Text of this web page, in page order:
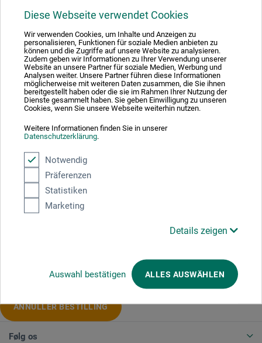
Diese Webseite verwendet Cookies
Wir verwenden Cookies, um Inhalte und Anzeigen zu
personalisieren, Funktionen für soziale Medien anbieten zu
können und die Zugriffe auf unsere Website zu analysieren.
Zudem geben wir Informationen zu Ihrer Verwendung unserer
Website an unsere Partner für soziale Medien, Werbung und
Analysen weiter. Unsere Partner führen diese Informationen
möglicherweise mit weiteren Daten zusammen, die Sie ihnen
bereitgestellt haben oder die sie im Rahmen Ihrer Nutzung der
Dienste gesammelt haben. Sie geben Einwilligung zu unseren
Cookies, wenn Sie unsere Webseite weiterhin nutzen.
Weitere Informationen finden Sie in unserer
Datenschutzerklärung.
Notwendig
Präferenzen
Statistiken
Marketing
Details zeigen
Auswahl bestätigen ALLES AUSWÄHLEN
1
Absolut sikker
Betalingsmetoder
ANNULLER BESTILLING
Følg os